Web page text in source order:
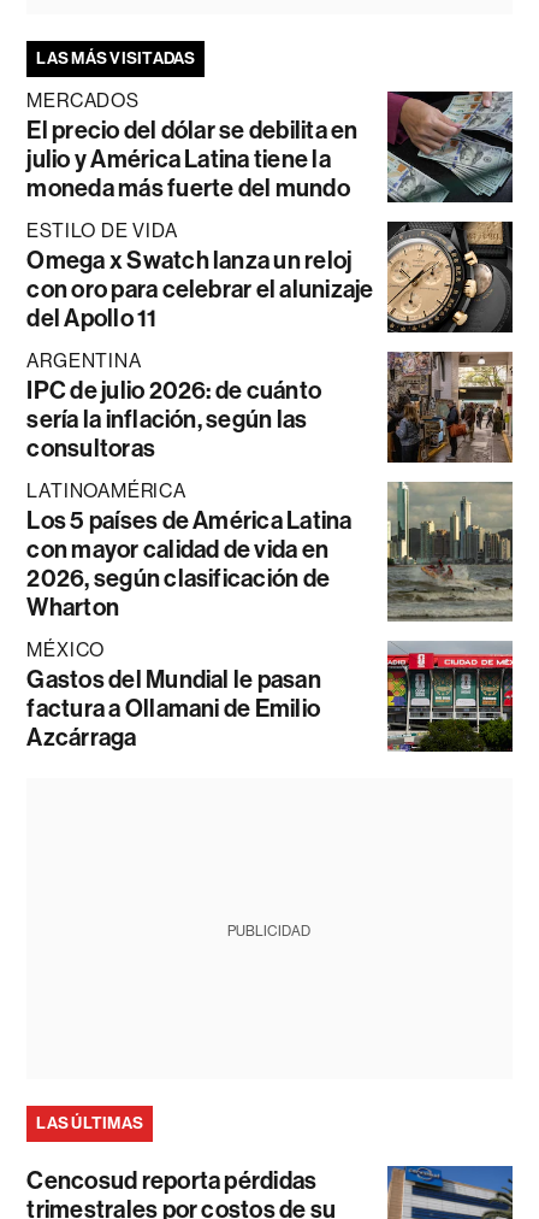
LAS MÁS VISITADAS
MERCADOS
El precio del dólar se debilita en
julio y América Latina tiene la
moneda más fuerte del mundo
ESTILO DE VIDA
Omega x Swatch lanza un reloj
con oro para celebrar el alunizaje
del Apollo 11
ARGENTINA
IPC de julio 2026: de cuánto
sería la inflación, según las
consultoras
LATINOAMÉRICA
Los 5 países de América Latina
con mayor calidad de vida en
2026, según clasificación de
Wharton
MÉXICO
Gastos del Mundial le pasan
factura a Ollamani de Emilio
Azcárraga
PUBLICIDAD
LAS ÚLTIMAS
Cencosud reporta pérdidas
trimestrales por costos de su